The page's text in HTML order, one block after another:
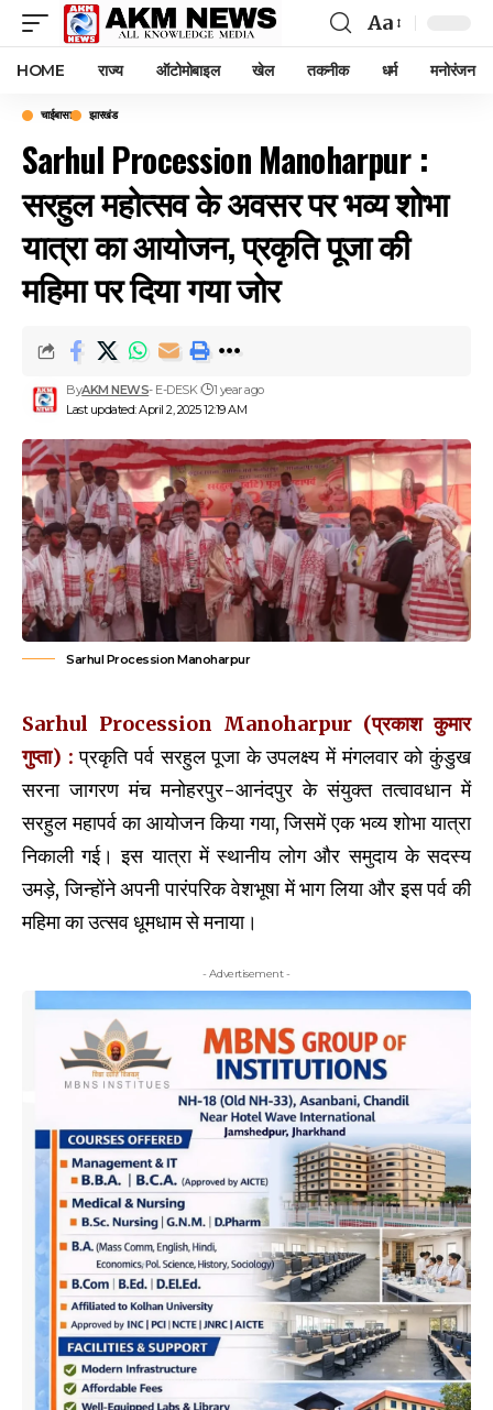
Font
Resizer
Aa
HOME राज्य ऑटोमोबाइल खेल तकनीक धर्म मनोरंजन
चाईबासा झारखंड
Sarhul Procession Manoharpur :
सरहुल महोत्सव के अवसर पर भव्य शोभा
यात्रा का आयोजन, प्रकृति पूजा की
महिमा पर दिया गया जोर
Last updated: April 2, 2025 12:19 AM
ByAKM NEWS- E-DESK 1 year ago
Sarhul Procession Manoharpur
Sarhul Procession Manoharpur (प्रकाश कुमार
गुप्ता) : प्रकृति पर्व सरहुल पूजा के उपलक्ष्य में मंगलवार को कुंडुख
सरना जागरण मंच मनोहरपुर-आनंदपुर के संयुक्त तत्वावधान में
सरहुल महापर्व का आयोजन किया गया, जिसमें एक भव्य शोभा यात्रा
निकाली गई। इस यात्रा में स्थानीय लोग और समुदाय के सदस्य
उमड़े, जिन्होंने अपनी पारंपरिक वेशभूषा में भाग लिया और इस पर्व की
महिमा का उत्सव धूमधाम से मनाया।
- Advertisement -